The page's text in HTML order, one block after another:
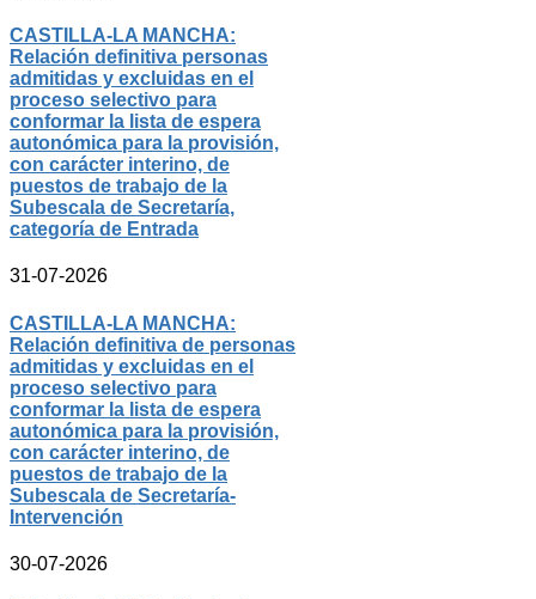
CASTILLA-LA MANCHA:
Relación definitiva personas
admitidas y excluidas en el
proceso selectivo para
conformar la lista de espera
autonómica para la provisión,
con carácter interino, de
puestos de trabajo de la
Subescala de Secretaría,
categoría de Entrada
31-07-2026
CASTILLA-LA MANCHA:
Relación definitiva de personas
admitidas y excluidas en el
proceso selectivo para
conformar la lista de espera
autonómica para la provisión,
con carácter interino, de
puestos de trabajo de la
Subescala de Secretaría-
Intervención
30-07-2026